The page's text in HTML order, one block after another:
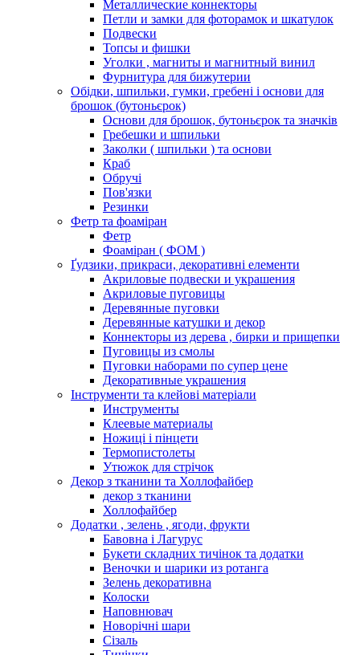
Металлические коннекторы
Петли и замки для фоторамок и шкатулок
Подвески
Топсы и фишки
Уголки , магниты и магнитный винил
Фурнитура для бижутерии
Обідки, шпильки, гумки, гребені і основи для
брошок (бутоньєрок)
Основи для брошок, бутоньєрок та значків
Гребешки и шпильки
Заколки ( шпильки ) та основи
Краб
Обручі
Пов'язки
Резинки
Фетр та фоаміран
Фетр
Фоаміран ( ФОМ )
Ґудзики, прикраси, декоративні елементи
Акриловые подвески и украшения
Акриловые пуговицы
Деревянные пуговки
Деревянные катушки и декор
Коннекторы из дерева , бирки и прищепки
Пуговицы из смолы
Пуговки наборами по супер цене
Декоративные украшения
Інструменти та клейові матеріали
Инструменты
Клеевые материалы
Ножиці і пінцети
Термопистолеты
Утюжок для стрічок
Декор з тканини та Холлофайбер
декор з тканини
Холлофайбер
Додатки , зелень , ягоди, фрукти
Бавовна і Лагурус
Букети складних тичінок та додатки
Веночки и шарики из ротанга
Зелень декоративна
Колоски
Наповнювач
Новорічні шари
Сізаль